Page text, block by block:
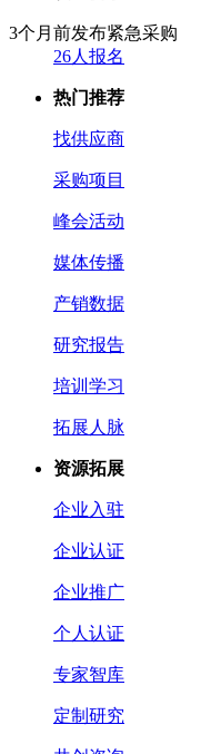
3个月前发布紧急采购
26人报名
热门推荐
找供应商
采购项目
峰会活动
媒体传播
产销数据
研究报告
培训学习
拓展人脉
资源拓展
企业入驻
企业认证
企业推广
个人认证
专家智库
定制研究